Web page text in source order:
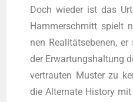
Doch wie­der ist das
Ham­mer­schmitt spielt
nen Rea­li­täts­ebe­nen,
der Erwar­tungs­hal­tung
ver­trau­ten Mus­ter zu
die Alter­na­te Histo­ry